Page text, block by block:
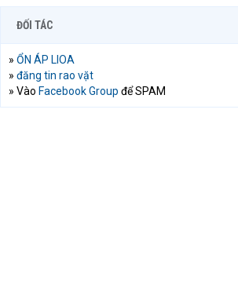
ĐỐI TÁC
» ỔN ÁP LIOA
» đăng tin rao vặt
» Vào Facebook Group để SPAM